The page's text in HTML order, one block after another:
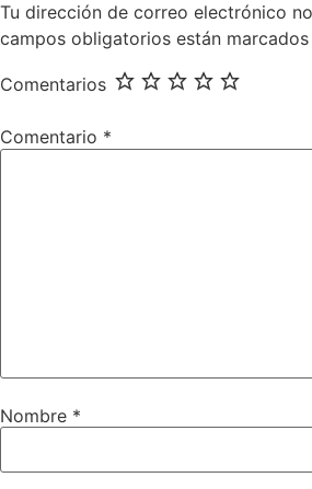
Tu dirección de correo electrónico
campos obligatorios están
Comentarios
Comentario *
Nombre *